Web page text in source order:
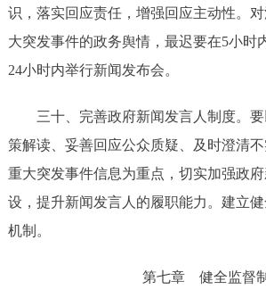
识，落实回应责任，增强回应主动性。
大突发事件的政务舆情，最迟要在5小时
24小时内举行新闻发布会。
三十、 完善政府新闻发言人制度。
策解读、妥善回应公众质疑、及时澄清
重大突发事件信息为重点，切实加强政
设，提升新闻发言人的履职能力。建立
机制 。
第七章 健全监督